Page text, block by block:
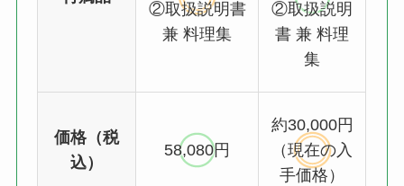
②取扱説明書
兼 料理集
②取扱説明
書 兼 料理
集
価格（税
込）
58,080円
約30,000円
（現在の入
手価格）